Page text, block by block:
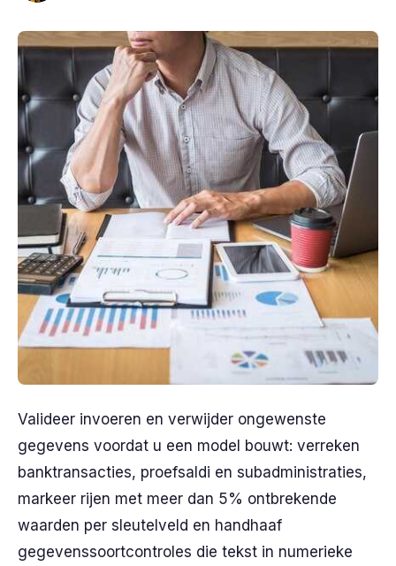
Valideer invoeren en verwijder ongewenste
gegevens voordat u een model bouwt: verreken
banktransacties, proefsaldi en subadministraties,
markeer rijen met meer dan 5% ontbrekende
waarden per sleutelveld en handhaaf
gegevenssoortcontroles die tekst in numerieke